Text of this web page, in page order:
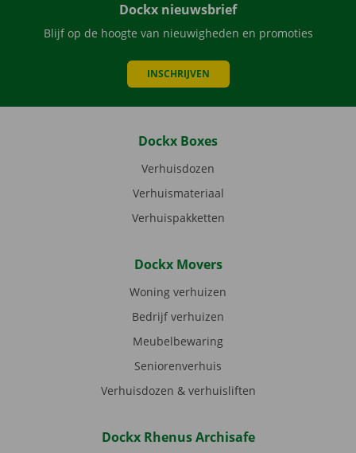
Dockx nieuwsbrief
Blijf op de hoogte van nieuwigheden en promoties
INSCHRIJVEN
Dockx Boxes
Verhuisdozen
Verhuismateriaal
Verhuispakketten
Dockx Movers
Woning verhuizen
Bedrijf verhuizen
Meubelbewaring
Seniorenverhuis
Verhuisdozen & verhuisliften
Dockx Rhenus Archisafe